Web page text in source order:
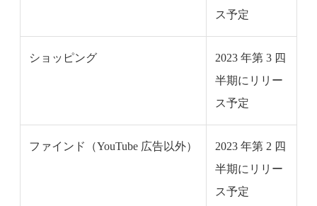
ス予定
ショッピング
2023 年第 3 四
半期にリリー
ス予定
ファインド（YouTube 広告以外）
2023 年第 2 四
半期にリリー
ス予定